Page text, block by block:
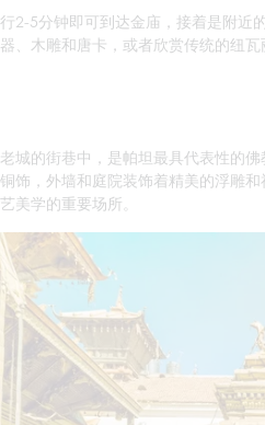
2-5分钟即可到达金庙，接着是附近
、木雕和唐卡，或者欣赏传统的纽
城的街巷中，是帕坦最具代表性的
饰，外墙和庭院装饰着精美的浮雕
美学的重要场所。